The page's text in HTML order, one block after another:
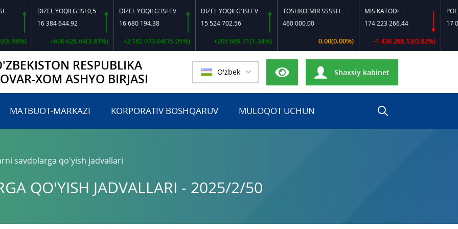
DIZEL YOQILG‘ISI 0,5-40
16 384 644.92
+600 628.64(3.81%)
DIZEL YOQILG‘ISI EVRO L-K-4
16 680 194.38
+2 182 073.04(15.05%)
DIZEL YOQILG‘ISI EVRO-L II K-4 SSDF
15 524 702.56
+205 689.71(1.34%)
TOSHKO‘MIR SSSSH-13
460 000.00
0.00(0.00%)
MIS KATODI
174 223 266.44
-1 438 288.13(0.82%)
17 000
RESPUBLIKA
XOM ASHYO BIRJASI
O'zbek Shaxsiy kabinet
MATBUOT-MARKAZI KORPORATIV BOSHQARUV MULOQOT UCHUN
savdolarga qo'yish jadvallari
QO'YISH JADVALLARI - 2025/2/50